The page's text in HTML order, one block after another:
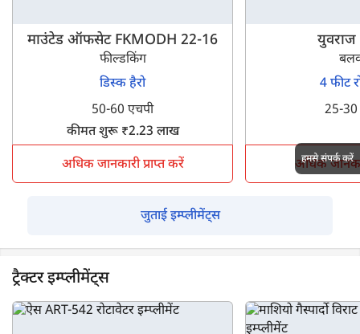
माउंटेड ऑफसेट FKMODH 22-16
फील्डकिंग
डिस्क हैरो
50-60 एचपी
कीमत शुरू ₹2.23 लाख
अधिक जानकारी प्राप्त करें
युवराज
4 फीट
25-30
अधिक
जुताई इम्प्लीमेंट्स
ट्रैक्टर इम्प्लीमेंट्स
हमसे संपर्क करें